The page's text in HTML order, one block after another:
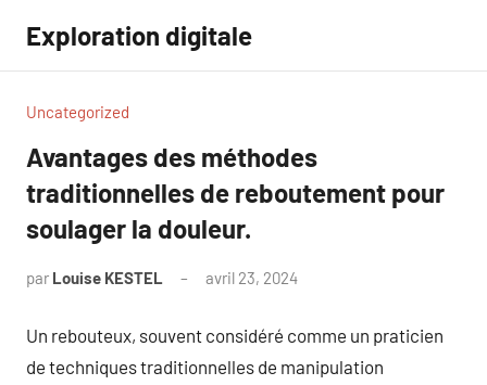
contenu
Exploration digitale
Uncategorized
Avantages des méthodes
traditionnelles de reboutement pour
soulager la douleur.
par Louise KESTEL avril 23, 2024
Un rebouteux, souvent considéré comme un praticien
de techniques traditionnelles de manipulation